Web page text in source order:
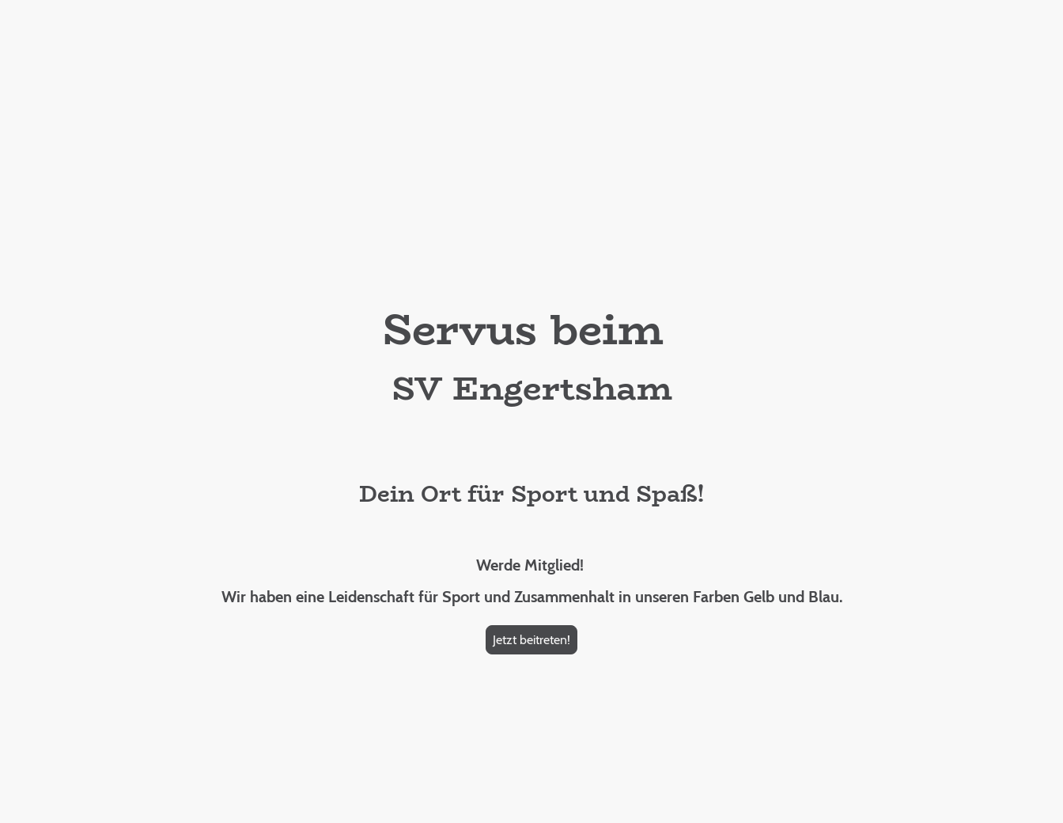
Servus beim
SV Engertsham
Dein Ort für Sport und Spaß!
Werde Mitglied!
Wir haben eine Leidenschaft für Sport und Zusammenhalt in unseren Farben Gelb und Blau.
Jetzt beitreten!